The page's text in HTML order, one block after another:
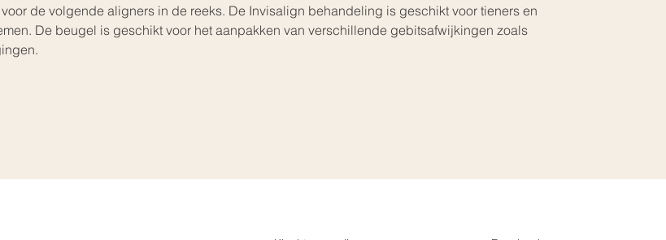
de volgende aligners in de reeks. De Invisalign behandeling is geschikt voor tieners en
De beugel is geschikt voor het aanpakken van verschillende gebitsafwijkingen zoals